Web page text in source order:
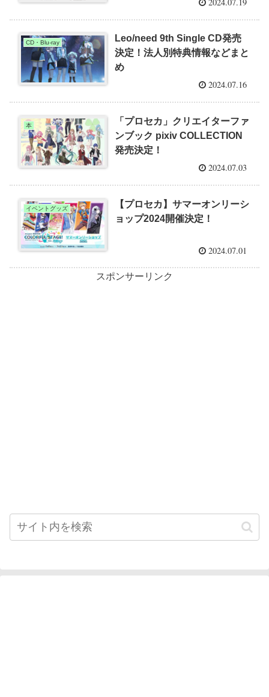
CD・Blu-ray
Leo/need 9th Single CD発売
決定！法人別特典情報などまと
め
2024.07.16
本
「プロセカ」クリエイターファ
ンブック pixiv COLLECTION
発売決定！
2024.07.03
イベントグッズ
【プロセカ】サマーオンリーシ
ョップ2024開催決定！
2024.07.01
スポンサーリンク